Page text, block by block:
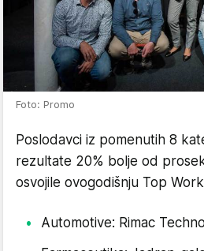
Foto: Promo
Poslodavci iz pomenutih 8
rezultate 20% bolje od
osvojile ovogodišnju Top
Automotive: Rimac